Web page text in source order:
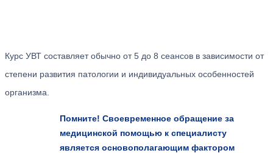
Курс УВТ составляет обычно от 5 до 8 сеансов в зависимости от
степени развития патологии и индивидуальных особенностей
организма.
Помните! Своевременное обращение за
медицинской помощью к специалисту
является основополагающим фактором